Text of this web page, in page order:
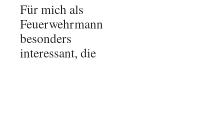
Für mich als
Feuerwehrmann
besonders
interessant, die